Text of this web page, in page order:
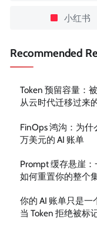
小红书
Recommended
Token 预留容量：
从云时代迁移过来
FinOps 鸿沟：为
万美元的 AI 账单
Prompt 缓存悬崖
如何重置你的整个
你的 AI 账单只是一
当 Token 拒绝被标